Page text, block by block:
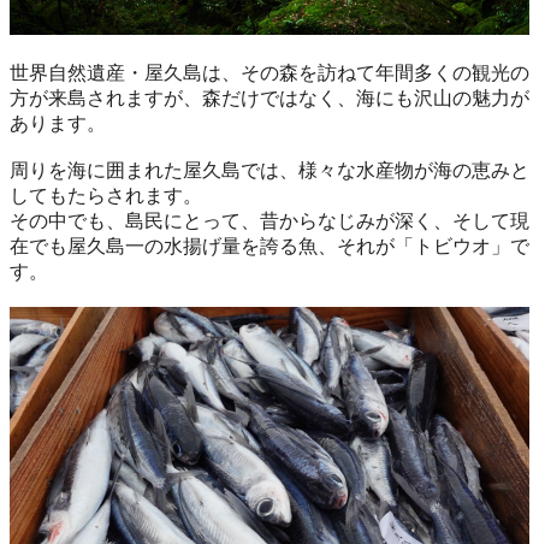
世界自然遺産・屋久島は、その森を訪ねて年間多くの観光の
方が来島されますが、森だけではなく、海にも沢山の魅力が
あります。
周りを海に囲まれた屋久島では、様々な水産物が海の恵みと
してもたらされます。
その中でも、島民にとって、昔からなじみが深く、そして現
在でも屋久島一の水揚げ量を誇る魚、それが「トビウオ」で
す。